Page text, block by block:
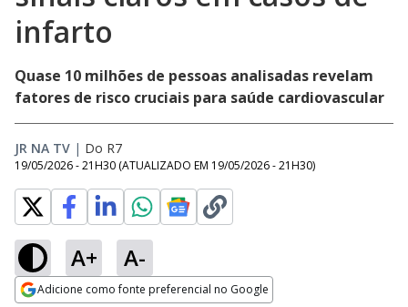
infarto
Quase 10 milhões de pessoas analisadas revelam
fatores de risco cruciais para saúde cardiovascular
JR NA TV | Do R7
19/05/2026 - 21H30 (ATUALIZADO EM 19/05/2026 - 21H30)
A+ A-
Adicione como fonte preferencial no Google
Ativar
Loaded
65.69%